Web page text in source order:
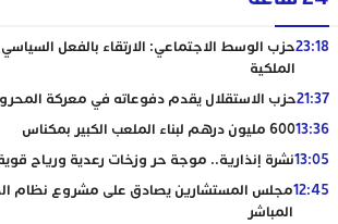
23:18حزب الوسط الاجتماعي: الارتقاء بالفعل السياسي
الملكية
21:37حزب الاستقلال يقدم دفوعاته في معركة
13:36600 مليون درهم لبناء الملعب الكبير بمكناس
13:05نشرة إنذارية.. موجة حر وزخات رعدية ورياح
12:45مجلس المستشارين يصادق على مشروع نظام
المباشر